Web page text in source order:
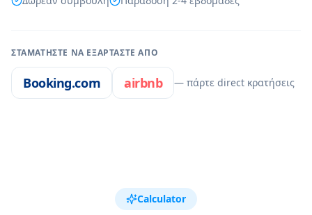
ΣΤΑΜΑΤΉΣΤΕ ΝΑ ΕΞΑΡΤΆΣΤΕ ΑΠΌ
Booking.com airbnb — πάρτε direct κρατήσεις
Calculator